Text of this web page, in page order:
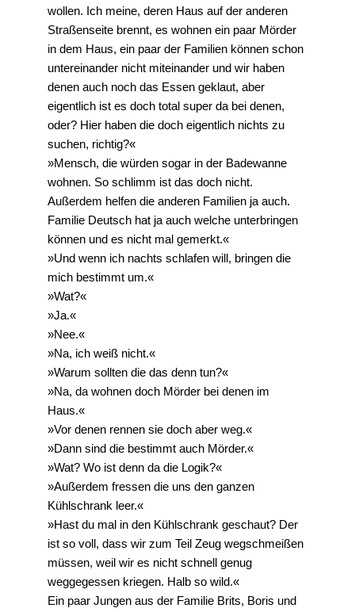
wollen. Ich meine, deren Haus auf der anderen
Straßenseite brennt, es wohnen ein paar Mörder
in dem Haus, ein paar der Familien können schon
untereinander nicht miteinander und wir haben
denen auch noch das Essen geklaut, aber
eigentlich ist es doch total super da bei denen,
oder? Hier haben die doch eigentlich nichts zu
suchen, richtig?«
»Mensch, die würden sogar in der Badewanne
wohnen. So schlimm ist das doch nicht.
Außerdem helfen die anderen Familien ja auch.
Familie Deutsch hat ja auch welche unterbringen
können und es nicht mal gemerkt.«
»Und wenn ich nachts schlafen will, bringen die
mich bestimmt um.«
»Wat?«
»Ja.«
»Nee.«
»Na, ich weiß nicht.«
»Warum sollten die das denn tun?«
»Na, da wohnen doch Mörder bei denen im
Haus.«
»Vor denen rennen sie doch aber weg.«
»Dann sind die bestimmt auch Mörder.«
»Wat? Wo ist denn da die Logik?«
»Außerdem fressen die uns den ganzen
Kühlschrank leer.«
»Hast du mal in den Kühlschrank geschaut? Der
ist so voll, dass wir zum Teil Zeug wegschmeißen
müssen, weil wir es nicht schnell genug
weggegessen kriegen. Halb so wild.«
Ein paar Jungen aus der Familie Brits, Boris und